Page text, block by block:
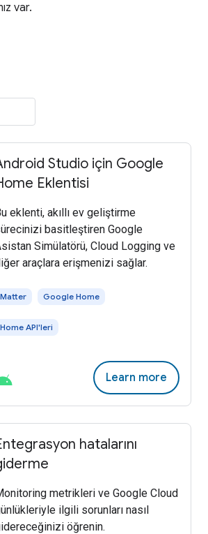
var.
Studio için Google
Eklentisi
eklenti, akıllı ev geliştirme
basitleştiren Google
Simülatörü, Cloud Logging ve
araçlara erişmenizi sağlar.
Matter Google Home
Home API'leri
Learn more
hatalarını
metrikleri ve Google Cloud
ilgili sorunları nasıl
öğrenin.